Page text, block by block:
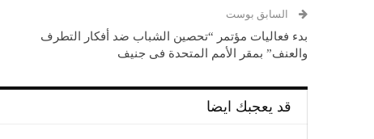
السابق بوست
بدء فعاليات مؤتمر “تحصين الشباب ضد أفكار التطرف
والعنف” بمقر الأمم المتحدة فى جنيف
قد يعجبك ايضا